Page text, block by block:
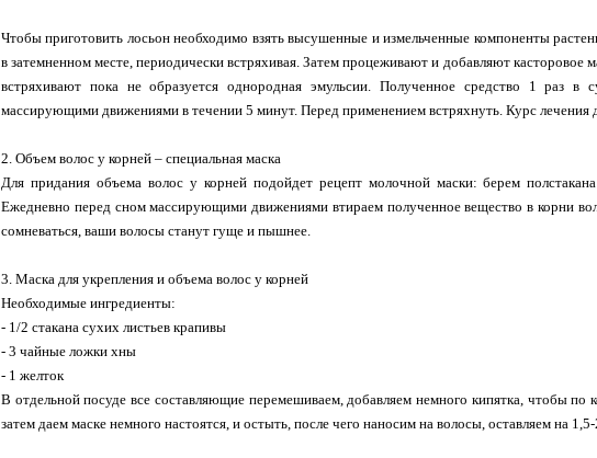
Чтобы приготовить лосьон необходимо взять высушенные и измельченные компоненты
в затемненном месте, периодически встряхивая. Затем процеживают и добавляют касторовое
встряхивают пока не образуется однородная эмульсии. Полученное средство 1 раз
массирующими движениями в течении 5 минут. Перед применением встряхнуть. Курс лечения
2. Объем волос у корней – специальная маска
Для придания объема волос у корней подойдет рецепт молочной маски: берем
Ежедневно перед сном массирующими движениями втираем полученное вещество в корни
сомневаться, ваши волосы станут гуще и пышнее.
3. Маска для укрепления и объема волос у корней
Необходимые ингредиенты:
- 1/2 стакана сухих листьев крапивы
- 3 чайные ложки хны
- 1 желток
В отдельной посуде все составляющие перемешиваем, добавляем немного кипятка, чтобы по
затем даем маске немного настоятся, и остыть, после чего наносим на волосы, оставляем на